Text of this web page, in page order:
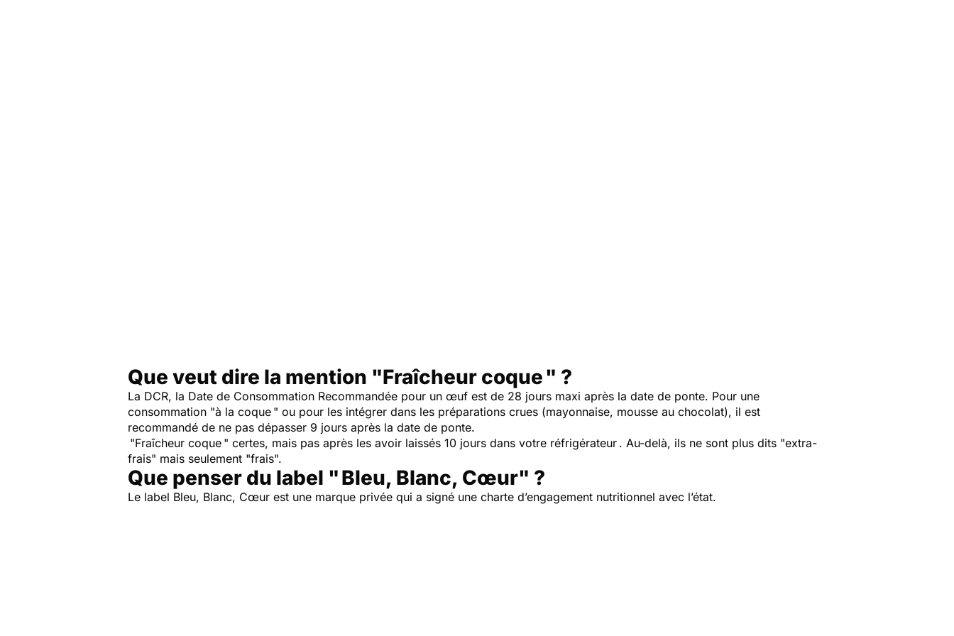
Que veut dire la mention "Fraîcheur coque " ?
La DCR, la Date de Consommation Recommandée pour un œuf est de 28 jours maxi après la date de ponte. Pour une
consommation "à la coque " ou pour les intégrer dans les préparations crues (mayonnaise, mousse au chocolat), il est
recommandé de ne pas dépasser 9 jours après la date de ponte.
"Fraîcheur coque " certes, mais pas après les avoir laissés 10 jours dans votre réfrigérateur . Au-delà, ils ne sont plus dits "extra-
frais" mais seulement "frais".
Que penser du label " Bleu, Blanc, Cœur" ?
Le label Bleu, Blanc, Cœur est une marque privée qui a signé une charte d’engagement nutritionnel avec l’état.